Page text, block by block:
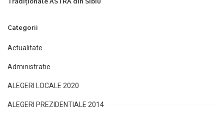
Categorii
Actualitate
Administratie
ALEGERI LOCALE 2020
ALEGERI PREZIDENTIALE 2014